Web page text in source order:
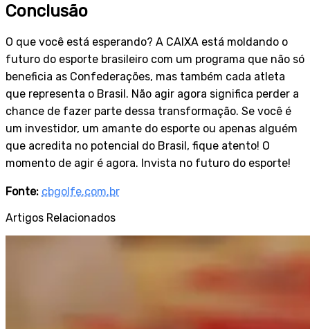
Conclusão
O que você está esperando? A CAIXA está moldando o
futuro do esporte brasileiro com um programa que não só
beneficia as Confederações, mas também cada atleta
que representa o Brasil. Não agir agora significa perder a
chance de fazer parte dessa transformação. Se você é
um investidor, um amante do esporte ou apenas alguém
que acredita no potencial do Brasil, fique atento! O
momento de agir é agora. Invista no futuro do esporte!
Fonte: cbgolfe.com.br
Artigos Relacionados